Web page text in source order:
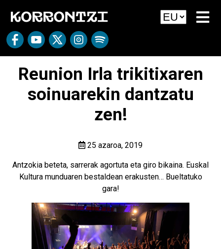
Reunion Irla trikitixaren
soinuarekin dantzatu
zen!
25 azaroa, 2019
Antzokia beteta, sarrerak agortuta eta giro bikaina. Euskal
Kultura munduaren bestaldean erakusten… Bueltatuko
gara!